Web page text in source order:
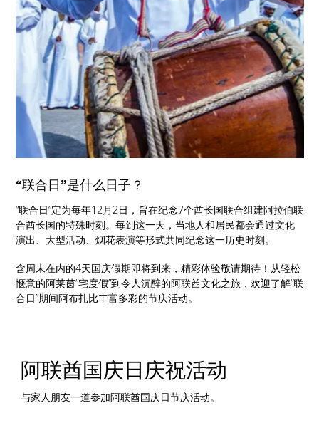
“联合日”是什么日子？
“联合日”定为每年12月2日，旨在纪念7个酋长国联合组建阿拉伯联
合酋长国的特殊时刻。每到这一天，当地人和居民都会通过文化
演出、大型活动、烟花表演等形式共同纪念这一历史时刻。
含周末在内的4天国庆假期即将到来，精彩体验敬请期待！从轻松
惬意的阿莱茵“宅度假”到令人沉醉的阿联酋文化之旅，欢迎了解“联
合日”期间阿布扎比丰富多彩的节庆活动。
阿联酋国庆日庆祝活动
与家人朋友一道参加阿联酋国庆日节庆活动。